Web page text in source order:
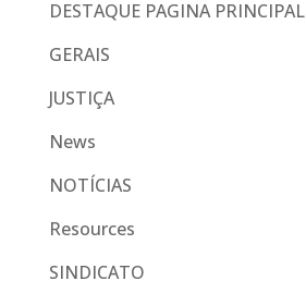
DESTAQUE PAGINA PRINCIPAL
GERAIS
JUSTIÇA
News
NOTÍCIAS
Resources
SINDICATO